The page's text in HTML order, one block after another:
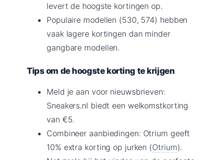
levert de hoogste kortingen op.
Populaire modellen (530, 574) hebben
vaak lagere kortingen dan minder
gangbare modellen.
Tips om de hoogste korting te krijgen
Meld je aan voor nieuwsbrieven:
Sneakers.nl biedt een welkomstkorting
van €5.
Combineer aanbiedingen: Otrium geeft
10% extra korting op jurken (Otrium).